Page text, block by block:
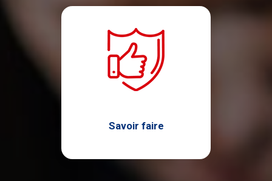
Savoir faire